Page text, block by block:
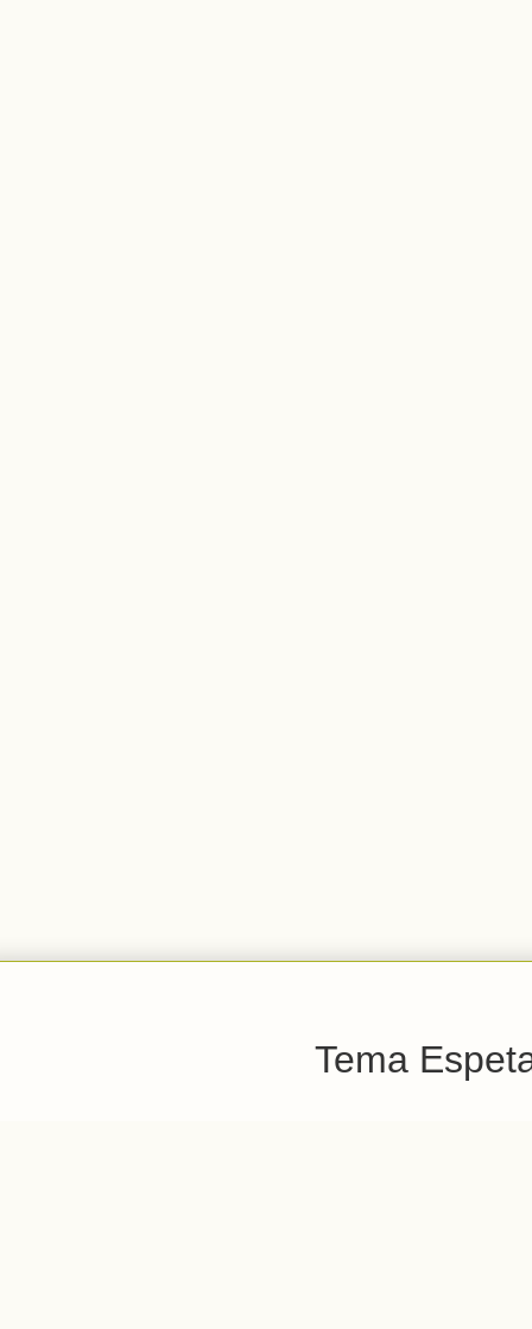
Tema